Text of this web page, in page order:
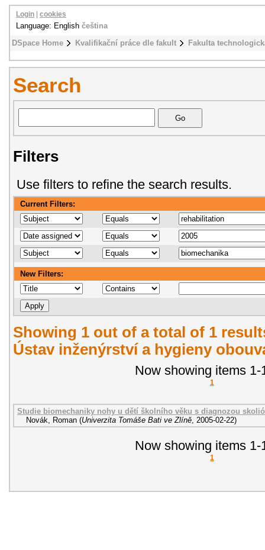
DSpace Home Kvalifikační práce dle fakult Fakulta
Login cookies
Language: English čeština
Search
Filters
Use filters to refine the search results.
Current Filters:
New Filters:
Showing 1 out of a total of 1
Ústav inženýrství a hygieny
Now showing items 1-
1
Studie biomechaniky nohy u dětí školního věku s diagnozou
Novák, Roman (Univerzita Tomáše Bati ve Zlíně 2005-02-22)
Now showing items 1-
1